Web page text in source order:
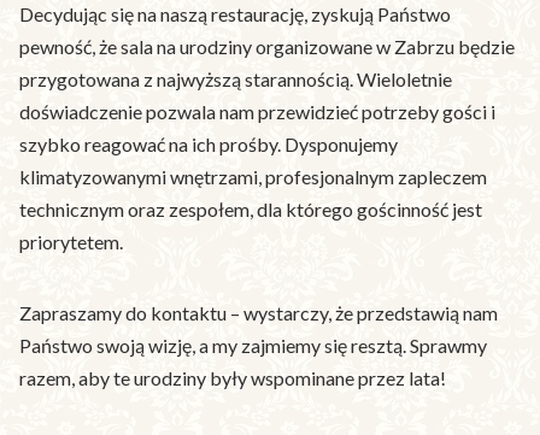
Decydując się na naszą restaurację, zyskują Państwo
pewność, że sala na urodziny organizowane w Zabrzu będzie
przygotowana z najwyższą starannością. Wieloletnie
doświadczenie pozwala nam przewidzieć potrzeby gości i
szybko reagować na ich prośby. Dysponujemy
klimatyzowanymi wnętrzami, profesjonalnym zapleczem
technicznym oraz zespołem, dla którego gościnność jest
priorytetem.
Zapraszamy do kontaktu – wystarczy, że przedstawią nam
Państwo swoją wizję, a my zajmiemy się resztą. Sprawmy
razem, aby te urodziny były wspominane przez lata!